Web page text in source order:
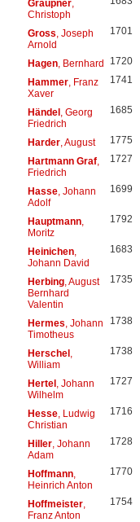
Graupner,
Christoph
Gross , Joseph
Arnold
1701
Hagen, Bernhard 1720
Hammer, Franz
Xaver
1741
Händel, Georg
Friedrich
1685
Harder, August 1775
Hartmann Graf,
Friedrich
1727
Hasse, Johann
Adolf
1699
Hauptmann,
Moritz
1792
Heinichen,
Johann David
1683
Herbing, August
Bernhard
Valentin
1735
Hermes , Johann
Timotheus
1738
Herschel,
William
1738
Hertel, Johann
Wilhelm
1727
Hesse, Ludwig
Christian
1716
Hiller, Johann
Adam
1728
Hoffmann,
Heinrich Anton
1770
Hoffmeister,
Franz Anton
1754